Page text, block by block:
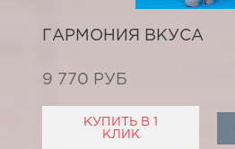
ГАРМОНИЯ ВКУСА
9 770 РУБ
КУПИТЬ В 1
КЛИК